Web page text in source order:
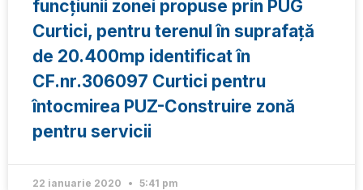
funcțiunii zonei propuse prin PUG
Curtici, pentru terenul în suprafață
de 20.400mp identificat în
CF.nr.306097 Curtici pentru
întocmirea PUZ-Construire zonă
pentru servicii
22 ianuarie 2020 5:41 pm